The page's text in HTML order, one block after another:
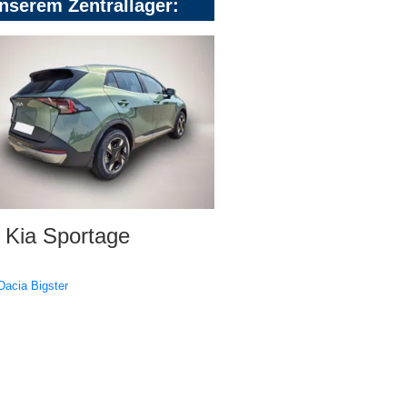
Zentrallager:
Kia Sportage